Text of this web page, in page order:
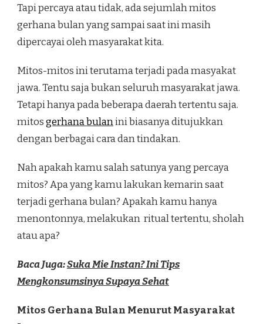
Tapi percaya atau tidak, ada sejumlah mitos
gerhana bulan yang sampai saat ini masih
dipercayai oleh masyarakat kita.
Mitos-mitos ini terutama terjadi pada masyakat
jawa. Tentu saja bukan seluruh masyarakat jawa.
Tetapi hanya pada beberapa daerah tertentu saja.
mitosgerhana bulanini biasanya ditujukkan
dengan berbagai cara dan tindakan.
Nah apakah kamu salah satunya yang percaya
mitos? Apa yang kamu lakukan kemarin saat
terjadi gerhana bulan? Apakah kamu hanya
menontonnya, melakukan ritual tertentu, sholah
atau apa?
Baca Juga:Suka Mie Instan? Ini Tips
Mengkonsumsinya Supaya Sehat
Mitos Gerhana Bulan Menurut Masyarakat